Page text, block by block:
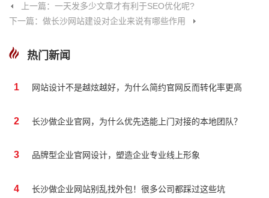
上一篇：一天发多少文章才有利于SEO优化呢?
下一篇：做长沙网站建设对企业来说有哪些作用
热门新闻
1 网站设计不是越炫越好，为什么简约官网反而转化率更高
2 长沙做企业官网，为什么优先选能上门对接的本地团队？
3 品牌型企业官网设计，塑造企业专业线上形象
4 长沙做企业网站别乱找外包！很多公司都踩过这些坑